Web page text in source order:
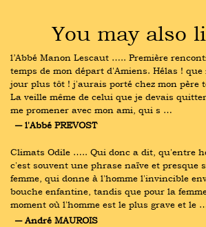
You may also
l’Abbé Manon Lescaut ….. Première
temps de mon départ d'Amiens. Hélas !
jour plus tôt ! j'aurais porté chez mon père
La veille même de celui que je devais
me promener avec mon ami, qui s …
― l'Abbé PREVOST
Climats Odile ….. Qui donc a dit, qu'entre
c'est souvent une phrase naïve et presque
femme, qui donne à l'homme l'invincible
bouche enfantine, tandis que pour la
moment où l'homme est le plus grave et le
― André MAUROIS